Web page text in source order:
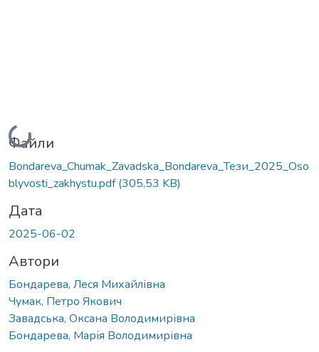
Вантажиться...
Файли
Bondareva_Chumak_Zavadska_Bondareva_Тези_2025_Oso
blyvosti_zakhystu.pdf(305,53 KB)
Дата
2025-06-02
Автори
Бондарева, Леся Михайлівна
Чумак, Петро Якович
Завадська, Оксана Володимирівна
Бондарева, Марія Володимирівна